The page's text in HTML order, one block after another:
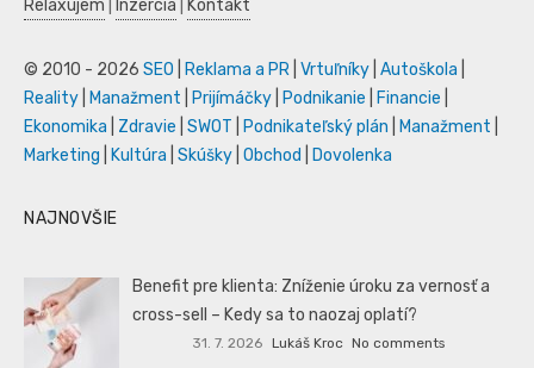
Relaxujem
Inzercia Kontakt
© 2010 - 2026 SEO Reklama a PR Vrtuľníky Autoškola
Reality
Manažment Prijímáčky Podnikanie Financie
Ekonomika
Zdravie SWOT Podnikateľský plán Manažment
Marketing
Kultúra Skúšky Obchod Dovolenka
NAJNOVŠIE
Benefit pre klienta: Zníženie úroku za vernosť a
cross-sell – Kedy sa to naozaj oplatí?
31. 7. 2026 Lukáš Kroc No comments